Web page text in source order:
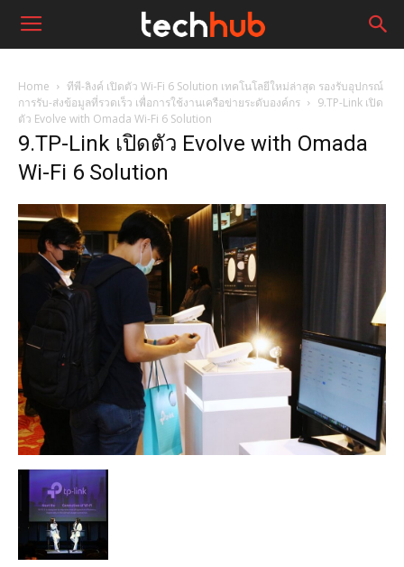
Home
ทีพี-ลิงค์ เปิดตัว Wi-Fi 6 Solution เทคโนโลยีใหม่ล่าสุด รองรับอุปกรณ์
การรับ-ส่งข้อมูลที่รวดเร็ว เพื่อการใช้งานเครือข่ายระดับองค์กร
9.TP-Link เปิด
ตัว Evolve with Omada Wi-Fi 6 Solution
9.TP-Link เปิดตัว Evolve with Omada
Wi-Fi 6 Solution